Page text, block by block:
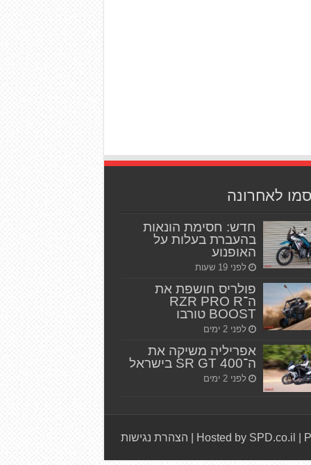
לאחרונה
חדש: חסימת הונאות
בהעברת בעלות על
האופנוע
לפני 19 שעות
פולריס חושפת את
ה־RZR PRO R
BOOST טורבו
לפני 2 ימים
אפריליה משיקה את
ה־SR GT 400 בישראל
לפני 2 ימים
Hosted by SPD.co.il הצהרת נגישות